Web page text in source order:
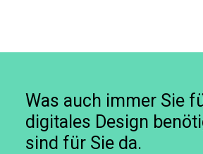
Was auch immer Sie
digitales Design
sind für Sie da.